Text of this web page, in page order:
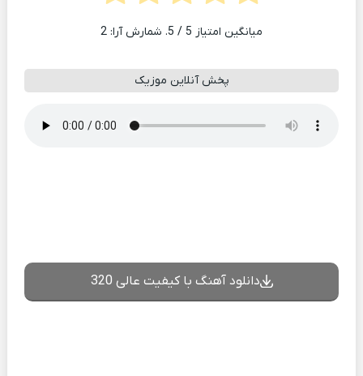
میانگین امتیاز 5 / 5. شمارش آرا: 2
پخش آنلاین موزیک
دانلود آهنگ با کیفیت عالی 320